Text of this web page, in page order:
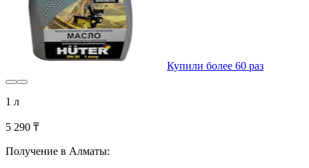
Купили более 60 раз
1 л
5 290 ₸
Получение в Алматы: